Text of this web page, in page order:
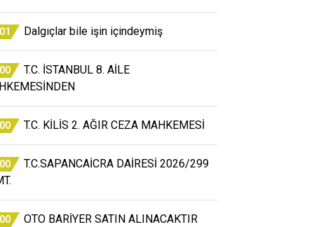
Dalgıçlar bile işin içindeymiş
T.C. İSTANBUL 8. AİLE
T.C. KİLİS 2. AĞIR CEZA MAHKEMESİ
T.C.SAPANCAİCRA DAİRESİ 2026/299
OTO BARİYER SATIN ALINACAKTIR